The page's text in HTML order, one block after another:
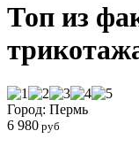
Топ из
Город: Пермь
6 980 руб